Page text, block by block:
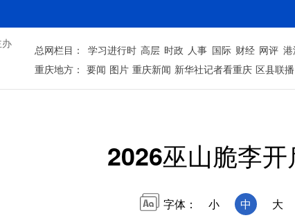
总网栏目： 学习进行时 高层 时政 人事 国际 财经 网评 港
重庆地方： 要闻 图片 重庆新闻 新华社记者看重庆 区县联播
2026巫山脆李
字体： 小 中 大